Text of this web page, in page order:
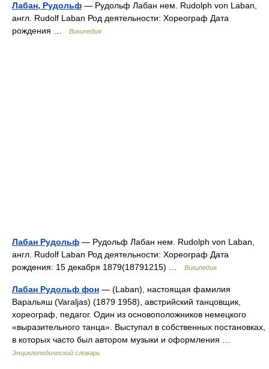
Лабан, Рудольф — Рудольф Лабан нем. Rudolph von Laban,
англ. Rudolf Laban Род деятельности: Хореограф Дата
рождения …
Википедия
Лабан Рудольф — Рудольф Лабан нем. Rudolph von Laban,
англ. Rudolf Laban Род деятельности: Хореограф Дата
рождения: 15 декабря 1879(18791215) …
Википедия
Лабан Рудольф фон — (Laban), настоящая фамилия
Варальяш (Varaljas) (1879 1958), австрийский танцовщик,
хореограф, педагог. Один из основоположников немецкого
«выразительного танца». Выступал в собственных постановках,
в которых часто был автором музыки и оформления …
Энциклопедический словарь